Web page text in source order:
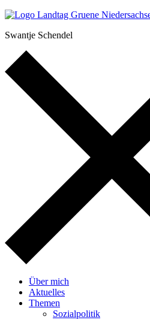
Swantje Schendel
Über mich
Aktuelles
Themen
Sozialpolitik